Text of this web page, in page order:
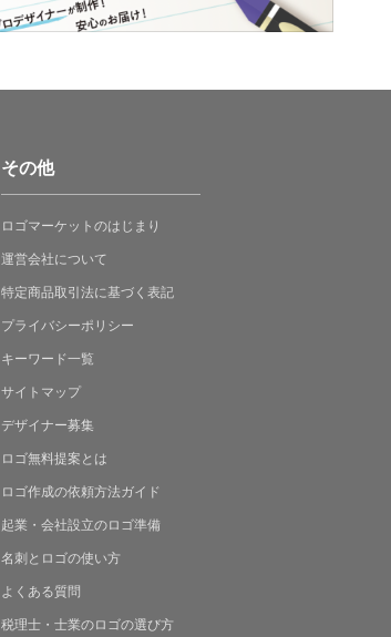
その他
ロゴマーケットのはじまり
運営会社について
特定商品取引法に基づく表記
プライバシーポリシー
キーワード一覧
サイトマップ
デザイナー募集
ロゴ無料提案とは
ロゴ作成の依頼方法ガイド
起業・会社設立のロゴ準備
名刺とロゴの使い方
よくある質問
税理士・士業のロゴの選び方